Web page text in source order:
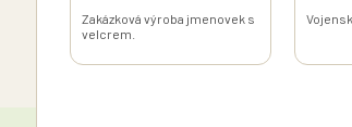
Zakázková výroba jmenovek s
velcrem.